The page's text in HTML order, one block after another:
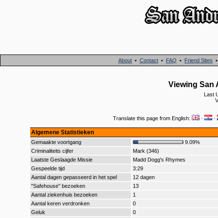
About • Contact • FAQ • Friend Sites
Viewing San
Last
Translate this page from English: · ·
Algemene Statistieken
Gemaakte voortgang
9.09%
Criminaliteits cijfer
Mark (346)
Laatste Geslaagde Missie
Madd Dogg's Rhymes
Gespeelde tijd
3:29
Aantal dagen gepasseerd in het spel
12 dagen
"Safehouse" bezoeken
13
Aantal ziekenhuis bezoeken
1
Aantal keren verdronken
0
Geluk
0